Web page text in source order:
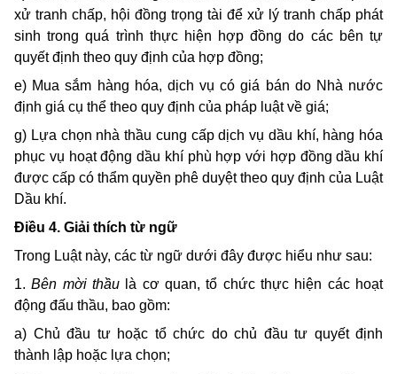
xử tranh chấp, hội đồng trọng tài để xử lý tranh chấp phát
sinh trong quá trình thực hiện hợp đồng do các bên tự
quyết định theo quy định của hợp đồng;
e) Mua sắm hàng hóa, dịch vụ có giá bán do Nhà nước
định giá cụ thể theo quy định của pháp luật về giá;
g) Lựa chọn nhà thầu cung cấp dịch vụ dầu khí, hàng hóa
phục vụ hoạt động dầu khí phù hợp với hợp đồng dầu khí
được cấp có thẩm quyền phê duyệt theo quy định của Luật
Dầu khí.
Điều 4. Giải thích từ ngữ
Trong Luật này, các từ ngữ dưới đây được hiểu như sau:
1. Bên mời thầu là cơ quan, tổ chức thực hiện các hoạt
động đấu thầu, bao gồm:
a) Chủ đầu tư hoặc tổ chức do chủ đầu tư quyết định
thành lập hoặc lựa chọn;